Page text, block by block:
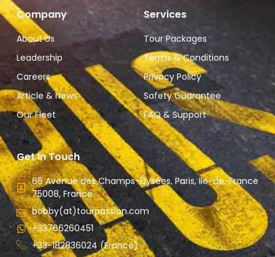
Company
About Us
Leadership
Careers
Article & News
Our Fleet
Services
Tour Packages
Terms & Conditions
Privacy Policy
Safety Guarantee
FAQ & Support
Get In Touch
66 Avenue des Champs-Élysées, Paris, Ile-de-France
75008, France.
bobby(at)tourpassion.com
+33766260451
+33-182836024 (France)